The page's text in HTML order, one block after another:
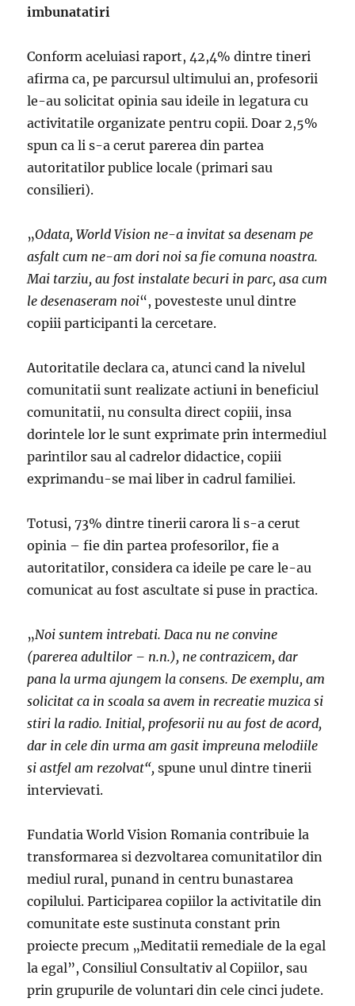
imbunatatiri
Conform aceluiasi raport, 42,4% dintre tineri
afirma ca, pe parcursul ultimului an, profesorii
le-au solicitat opinia sau ideile in legatura cu
activitatile organizate pentru copii. Doar 2,5%
spun ca li s-a cerut parerea din partea
autoritatilor publice locale (primari sau
consilieri).
„Odata, World Vision ne-a invitat sa desenam pe
asfalt cum ne-am dori noi sa fie comuna noastra.
Mai tarziu, au fost instalate becuri in parc, asa cum
le desenaseram noi“, povesteste unul dintre
copiii participanti la cercetare.
Autoritatile declara ca, atunci cand la nivelul
comunitatii sunt realizate actiuni in beneficiul
comunitatii, nu consulta direct copiii, insa
dorintele lor le sunt exprimate prin intermediul
parintilor sau al cadrelor didactice, copiii
exprimandu-se mai liber in cadrul familiei.
Totusi, 73% dintre tinerii carora li s-a cerut
opinia – fie din partea profesorilor, fie a
autoritatilor, considera ca ideile pe care le-au
comunicat au fost ascultate si puse in practica.
„Noi suntem intrebati. Daca nu ne convine
(parerea adultilor – n.n.), ne contrazicem, dar
pana la urma ajungem la consens. De exemplu, am
solicitat ca in scoala sa avem in recreatie muzica si
stiri la radio. Initial, profesorii nu au fost de acord,
dar in cele din urma am gasit impreuna melodiile
si astfel am rezolvat“,spune unul dintre tinerii
intervievati.
Fundatia World Vision Romania contribuie la
transformarea si dezvoltarea comunitatilor din
mediul rural, punand in centru bunastarea
copilului. Participarea copiilor la activitatile din
comunitate este sustinuta constant prin
proiecte precum „Meditatii remediale de la egal
la egal”, Consiliul Consultativ al Copiilor, sau
prin grupurile de voluntari din cele cinci judete.